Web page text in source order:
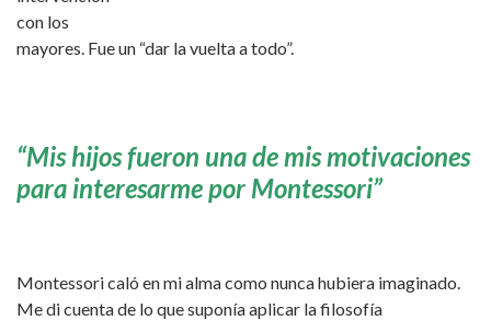
con los
mayores. Fue un “dar la vuelta a todo”.
“Mis hijos fueron una de mis motivaciones
para interesarme por Montessori”
Montessori caló en mi alma como nunca hubiera imaginado.
Me di cuenta de lo que suponía aplicar la filosofía